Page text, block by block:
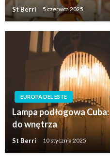
St Berri 5 czerwca 2025
EUROPA DEL ESTE
Lampa podłogowa
do wnętrza
St Berri 10 stycznia 2025